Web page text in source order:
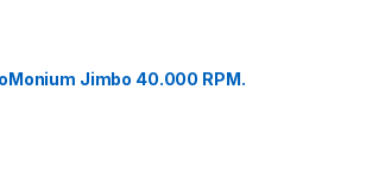
Jimbo 40.000 RPM.